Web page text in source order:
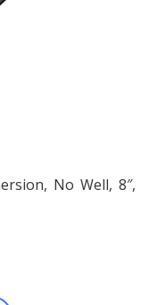
No Well, 8″,